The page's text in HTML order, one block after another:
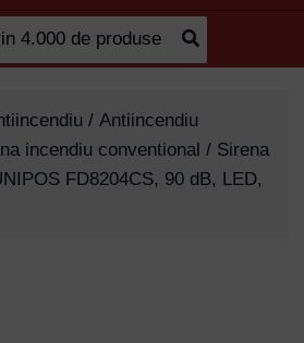
/ Antiincendiu
incendiu conventional / Sirena
FD8204CS, 90 dB, LED,